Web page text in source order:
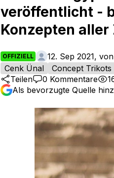
veröffentlicht -
Konzepten aller
OFFIZIELL 12. Sep 2021, von
Cenk Ünal
Concept Trikots
Teilen
0 Kommentare
Als bevorzugte Quelle